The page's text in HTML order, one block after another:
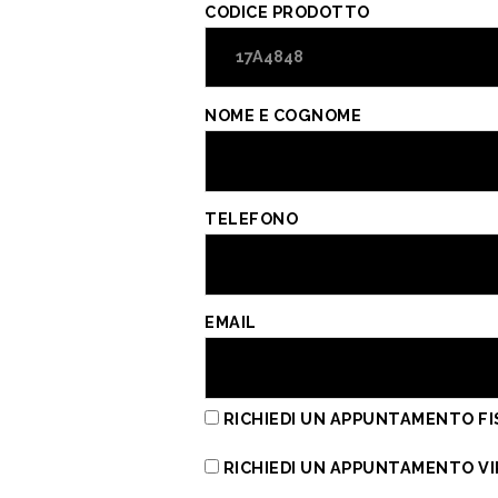
o
o
k
t
A
p
vi
CODICE PRODOTTO
NOME E COGNOME
TELEFONO
EMAIL
RICHIEDI UN APPUNTAMENTO
RICHIEDI UN APPUNTAMENTO